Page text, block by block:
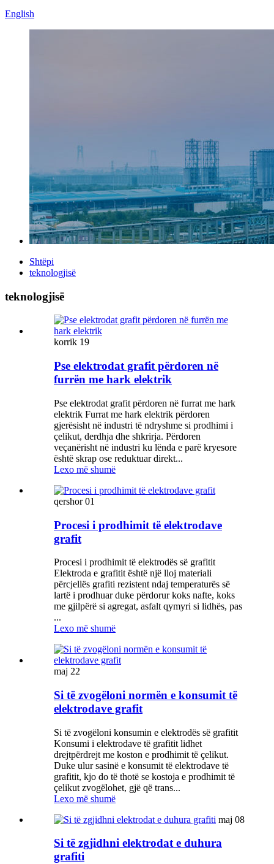
English
Shtëpi
teknologjisë
teknologjisë
korrik 19
Pse elektrodat grafit përdoren në
furrën me hark elektrik
Pse elektrodat grafit përdoren në furrat me hark
elektrik Furrat me hark elektrik përdoren
gjerësisht në industri të ndryshme si prodhimi i
çelikut, derdhja dhe shkrirja. Përdoren
veçanërisht në industri ku lënda e parë kryesore
është skrap ose reduktuar direkt...
Lexo më shumë
qershor 01
Procesi i prodhimit të elektrodave
grafit
Procesi i prodhimit të elektrodës së grafitit
Elektroda e grafitit është një lloj materiali
përcjellës grafiti rezistent ndaj temperaturës së
lartë i prodhuar duke përdorur koks nafte, koks
me gjilpërë si agregat, asfalt qymyri si lidhës, pas
...
Lexo më shumë
maj 22
Si të zvogëloni normën e konsumit të
elektrodave grafit
Si të zvogëloni konsumin e elektrodës së grafitit
Konsumi i elektrodave të grafitit lidhet
drejtpërdrejt me koston e prodhimit të çelikut.
Duke ulur sasinë e konsumit të elektrodave të
grafitit, kjo do të thotë se kostoja e prodhimit të
çelikut zvogëlohet, gjë që trans...
Lexo më shumë
maj 08
Si të zgjidhni elektrodat e duhura
grafiti